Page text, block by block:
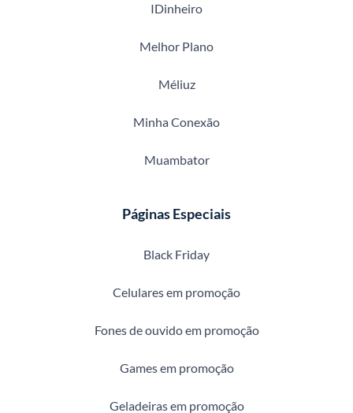
IDinheiro
Melhor Plano
Méliuz
Minha Conexão
Muambator
Páginas Especiais
Black Friday
Celulares em promoção
Fones de ouvido em promoção
Games em promoção
Geladeiras em promoção